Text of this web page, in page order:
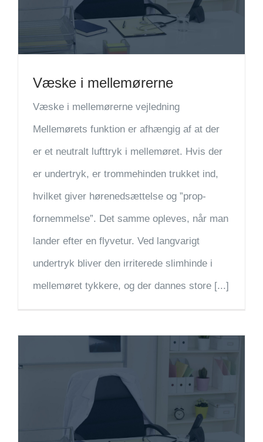
Væske i mellemørerne
Væske i mellemørerne vejledning
Mellemørets funktion er afhængig af at der
er et neutralt lufttryk i mellemøret. Hvis der
er undertryk, er trommehinden trukket ind,
hvilket giver hørenedsættelse og ”prop-
fornemmelse”. Det samme opleves, når man
lander efter en flyvetur. Ved langvarigt
undertryk bliver den irriterede slimhinde i
mellemøret tykkere, og der dannes store [...]